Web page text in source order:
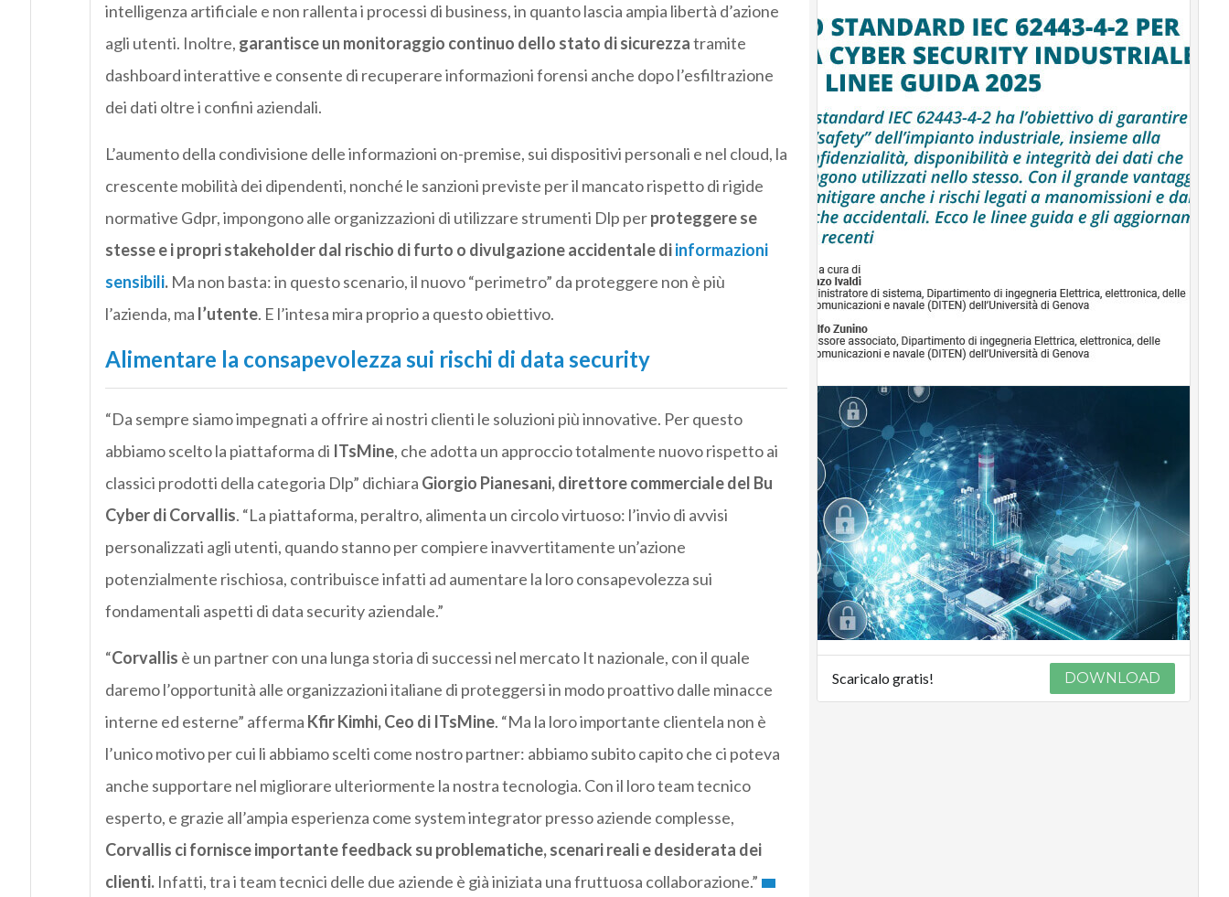
intelligenza artificiale e non rallenta i processi di business, in quanto lascia ampia libertà d’azione
agli utenti. Inoltre, garantisce un monitoraggio continuo dello stato di sicurezzatramite
dashboard interattive e consente di recuperare informazioni forensi anche dopo l’esfiltrazione
dei dati oltre i confini aziendali.
L’aumento della condivisione delle informazioni on-premise, sui dispositivi personali e nel cloud, la
crescente mobilità dei dipendenti, nonché le sanzioni previste per il mancato rispetto di rigide
normative Gdpr, impongono alle organizzazioni di utilizzare strumenti Dlp perproteggere se
stesse e i propri stakeholder dal rischio di furto o divulgazione accidentale diinformazioni
sensibili. Ma non basta: in questo scenario, il nuovo “perimetro” da proteggere non è più
l’azienda, ma l’utente. E l’intesa mira proprio a questo obiettivo.
Alimentare la consapevolezza sui rischi di data security
“Da sempre siamo impegnati a offrire ai nostri clienti le soluzioni più innovative. Per questo
abbiamo scelto la piattaforma di ITsMine, che adotta un approccio totalmente nuovo rispetto ai
classici prodotti della categoria Dlp” dichiara Giorgio Pianesani, direttore commerciale del Bu
Cyber di Corvallis. “La piattaforma, peraltro, alimenta un circolo virtuoso: l’invio di avvisi
personalizzati agli utenti, quando stanno per compiere inavvertitamente un’azione
potenzialmente rischiosa, contribuisce infatti ad aumentare la loro consapevolezza sui
fondamentali aspetti di data security aziendale.”
“Corvallis è un partner con una lunga storia di successi nel mercato It nazionale, con il quale
daremo l’opportunità alle organizzazioni italiane di proteggersi in modo proattivo dalle minacce
interne ed esterne” afferma Kfir Kimhi, Ceo di ITsMine. “Ma la loro importante clientela non è
l’unico motivo per cui li abbiamo scelti come nostro partner: abbiamo subito capito che ci poteva
anche supportare nel migliorare ulteriormente la nostra tecnologia. Con il loro team tecnico
esperto, e grazie all’ampia esperienza come system integrator presso aziende complesse,
Corvallis ci fornisce importante feedback su problematiche, scenari reali e desiderata dei
clienti.Infatti, tra i team tecnici delle due aziende è già iniziata una fruttuosa collaborazione.”
Scaricalo gratis! DOWNLOAD